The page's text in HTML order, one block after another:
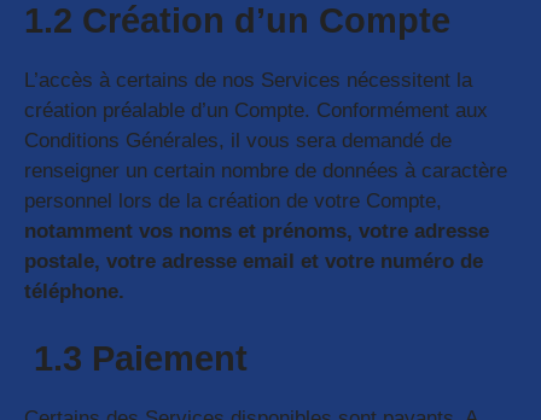
1.2 Création d’un Compte
L’accès à certains de nos Services nécessitent la
création préalable d’un Compte. Conformément aux
Conditions Générales, il vous sera demandé de
renseigner un certain nombre de données à caractère
personnel lors de la création de votre Compte,
notamment vos noms et prénoms, votre adresse
postale, votre adresse email et votre numéro de
téléphone.
1.3 Paiement